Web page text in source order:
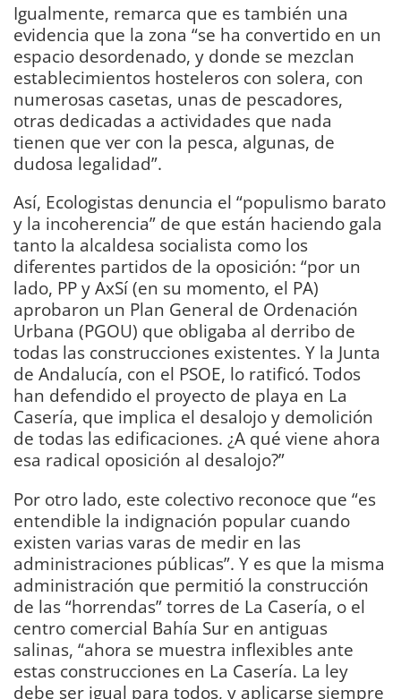
Igualmente, remarca que es también una
evidencia que la zona “se ha convertido en un
espacio desordenado, y donde se mezclan
establecimientos hosteleros con solera, con
numerosas casetas, unas de pescadores,
otras dedicadas a actividades que nada
tienen que ver con la pesca, algunas, de
dudosa legalidad”.
Así, Ecologistas denuncia el “populismo barato
y la incoherencia” de que están haciendo gala
tanto la alcaldesa socialista como los
diferentes partidos de la oposición: “por un
lado, PP y AxSí (en su momento, el PA)
aprobaron un Plan General de Ordenación
Urbana (PGOU) que obligaba al derribo de
todas las construcciones existentes. Y la Junta
de Andalucía, con el PSOE, lo ratificó. Todos
han defendido el proyecto de playa en La
Casería, que implica el desalojo y demolición
de todas las edificaciones. ¿A qué viene ahora
esa radical oposición al desalojo?”
Por otro lado, este colectivo reconoce que “es
entendible la indignación popular cuando
existen varias varas de medir en las
administraciones públicas”. Y es que la misma
administración que permitió la construcción
de las “horrendas” torres de La Casería, o el
centro comercial Bahía Sur en antiguas
salinas, “ahora se muestra inflexibles ante
estas construcciones en La Casería. La ley
debe ser igual para todos, y aplicarse siempre